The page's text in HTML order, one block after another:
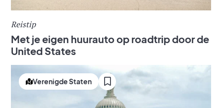
Reistip
Met je eigen huurauto op roadtrip door de
United States
Verenigde Staten